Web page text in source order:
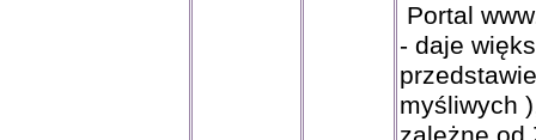
Portal
- daje
myśliwych